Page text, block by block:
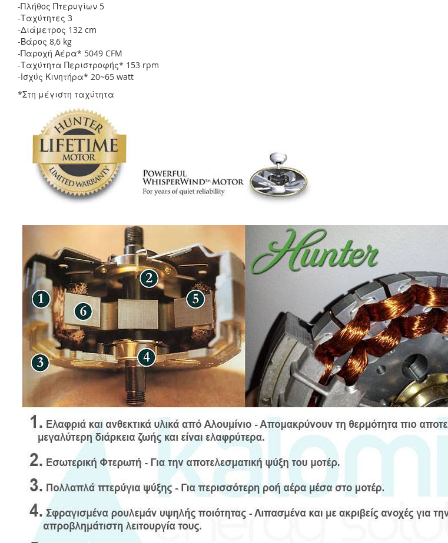
-Πλήθος Πτερυγίων 5
-Ταχύτητες 3
-Διάμετρος 132 cm
-Βάρος 8,6 kg
-Παροχή Αέρα* 5049 CFM
-Ταχύτητα Περιστροφής* 153 rpm
-Ισχύς Κινητήρα* 20~65 watt
*Στη μέγιστη ταχύτητα